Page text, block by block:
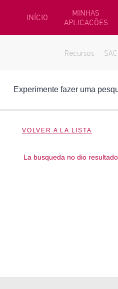
INÍCIO
MINHAS
APLICACÕES
Recursos SAC